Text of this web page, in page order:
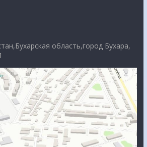
область,город Бухара,